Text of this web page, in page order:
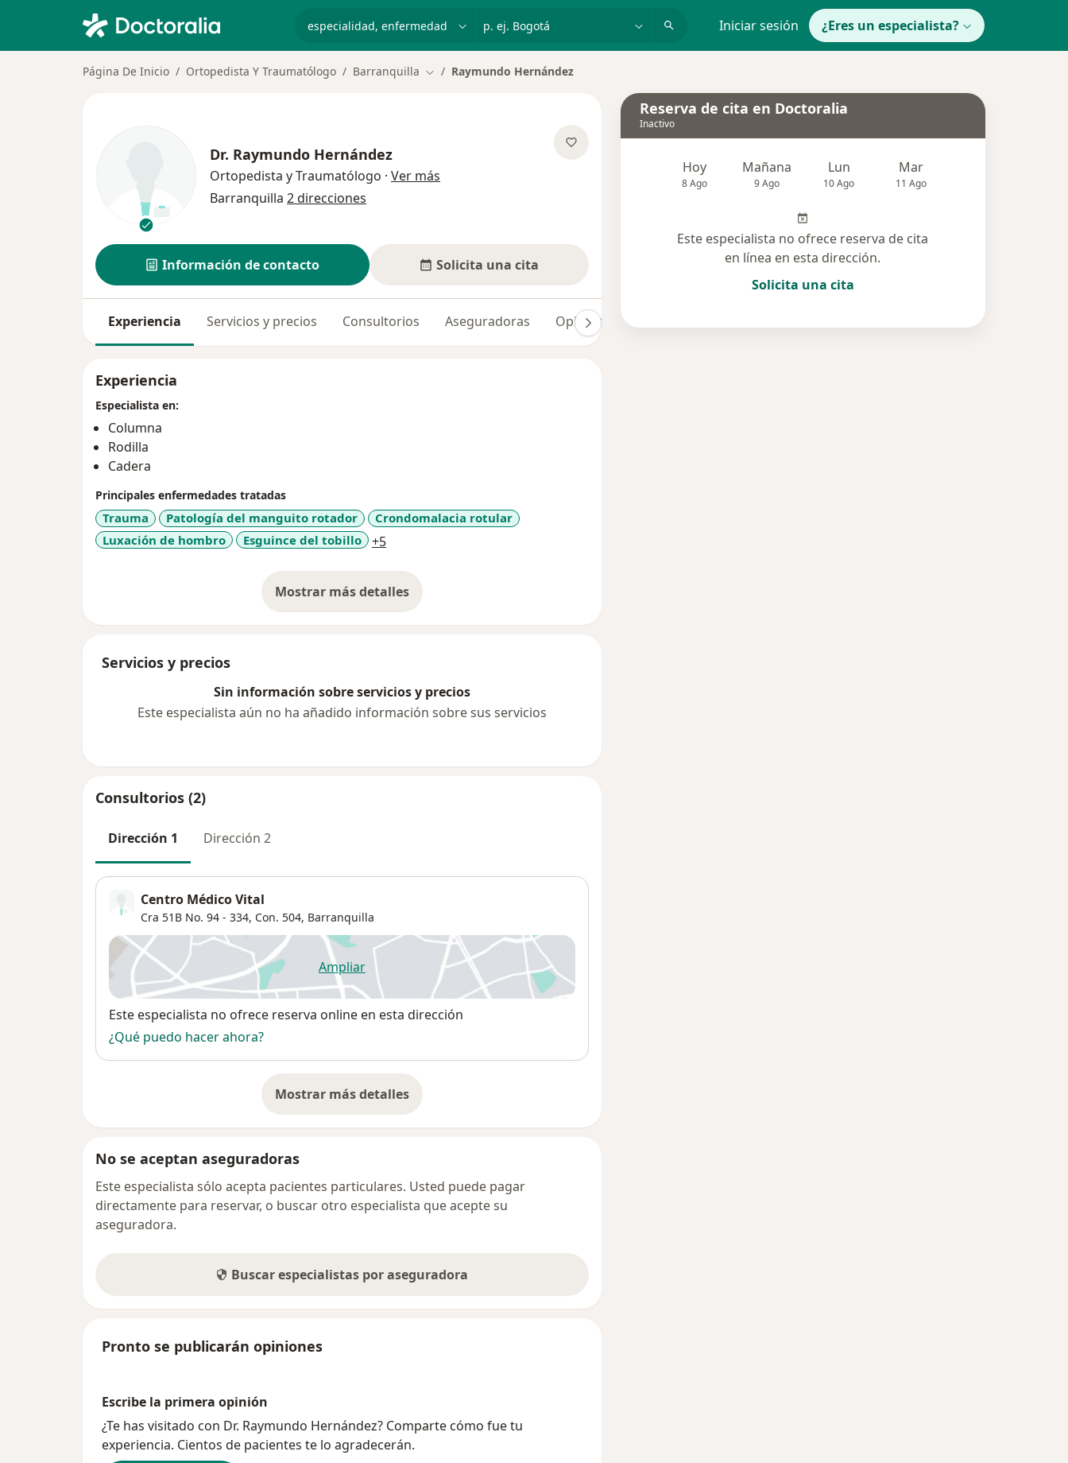
p. ej. Bogotá Iniciar sesión ¿Eres un especialista?
Página De Inicio Ortopedista Y Traumatólogo Barranquilla Cambiar de ciudad
Raymundo Hernández
Dr. Raymundo Hernández
Ortopedista y Traumatólogo · Ver más
Barranquilla 2 direcciones
Información de contacto Solicita una cita
Experiencia Servicios y precios Consultorios Aseguradoras Opiniones
Experiencia
Especialista en:
Columna
Rodilla
Cadera
Principales enfermedades tratadas
Trauma Patología del manguito rotador
Crondomalacia rotular
Luxación de hombro
Esguince del tobillo +5a11y_sr_more_diseases
Mostrar más detalles
sobre la experiencia
Servicios y precios
Sin información sobre servicios y precios
Este especialista aún no ha añadido información sobre sus servicios
Consultorios (2)
Dirección 1 Dirección 2
Centro Médico Vital
Cra 51B No. 94 - 334, Con. 504, Barranquilla
Ampliarse abre en una nueva pestaña
Disponibilidad
Este especialista no ofrece reserva online en esta dirección
¿Qué puedo hacer ahora?
Mostrar más detalles
sobre la dirección
No se aceptan aseguradoras
Este especialista sólo acepta pacientes particulares. Usted puede pagar
directamente para reservar, o buscar otro especialista que acepte su
aseguradora.
Buscar especialistas por aseguradora
Pronto se publicarán opiniones
Escribe la primera opinión
¿Te has visitado con Dr. Raymundo Hernández? Comparte cómo fue tu
experiencia. Cientos de pacientes te lo agradecerán.
Reserva de cita en Doctoralia
Inactivo
Hoy
8 Ago
Mañana
9 Ago
Lun
10 Ago
Mar
11 Ago
Este especialista no ofrece reserva de cita
en línea en esta dirección.
Solicita una cita